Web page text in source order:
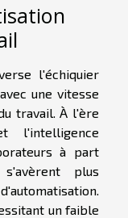
l'échiquier
une vitesse
travail. À l'ère
l'intelligence
à part
plus
un faible